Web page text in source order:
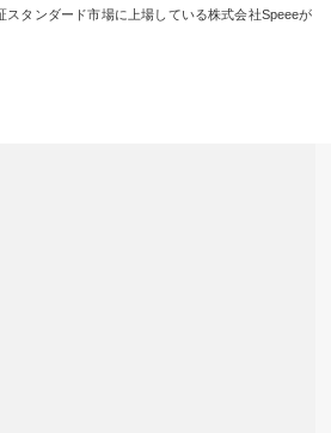
スタンダード市場に上場している株式会社Speeeが